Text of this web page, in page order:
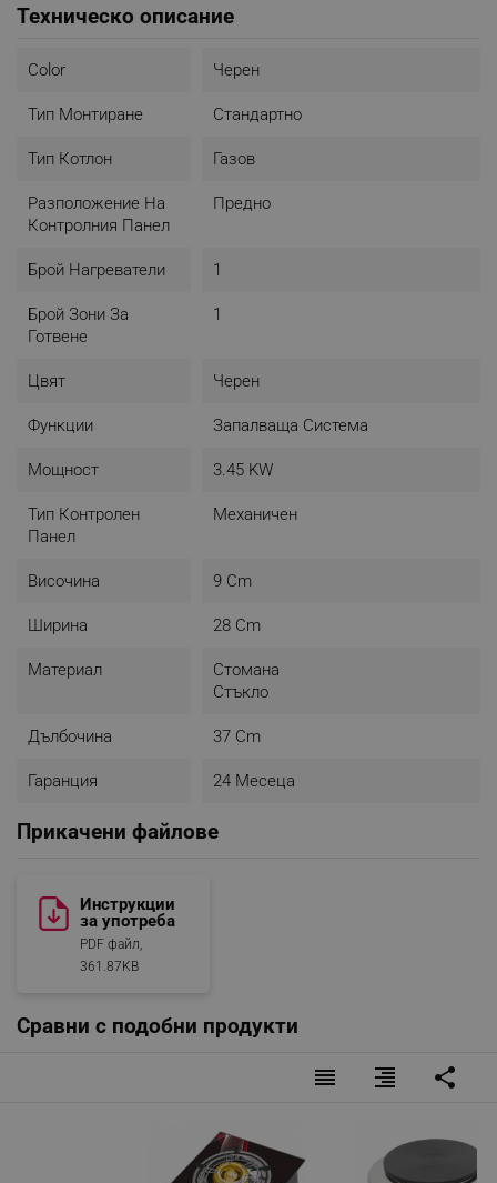
- Дълбочина: 37 см
- Цвят: черен
Уредът е подходящ за използване само с газова
бутилка. Не е възможно свързване с газопреносната
Техническо описание
Color Черен
Тип Монтиране Стандартно
Тип Котлон Газов
Разположение На
Контролния Панел
Предно
Брой Нагреватели 1
Брой Зони За
Готвене
1
Цвят Черен
Функции Запалваща Система
Мощност 3.45 KW
Тип Контролен
Панел
Механичен
Височина 9 Cm
Ширина 28 Cm
Материал
Стомана
Стъкло
Дълбочина 37 Cm
Гаранция 24 Месеца
Прикачени файлове
Инструкции
за употреба
PDF файл,
361.87KB
Сравни с подобни продукти
reorder format_align_right share